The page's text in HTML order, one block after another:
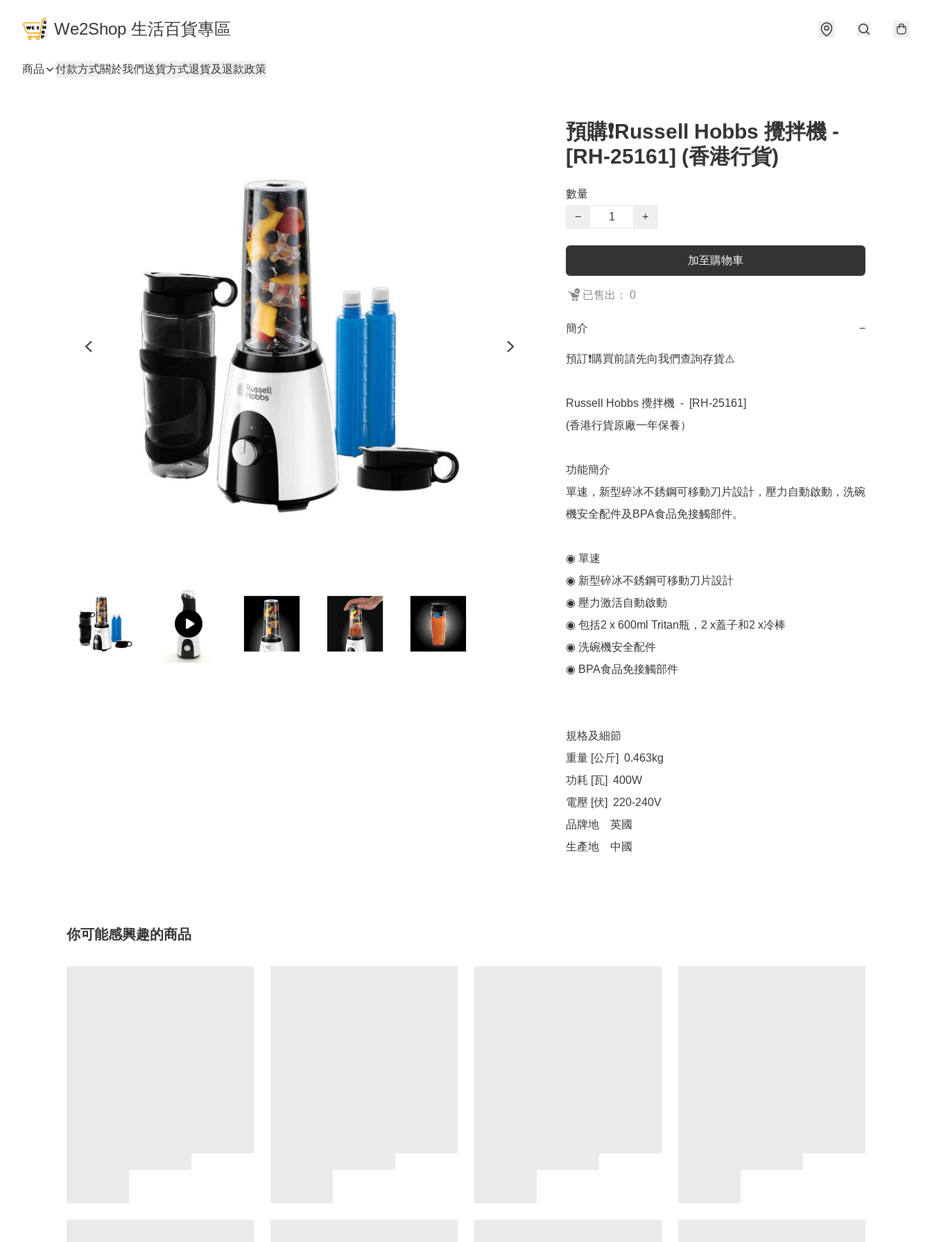
We2Shop 生活百貨專區
商品 付款方式關於我們送貨方式退貨及退款政策
預購❗️Russell Hobbs 攪拌機 -
[RH-25161] (香港行貨)
數量
−
+
加至購物車
已售出： 0
簡介 −
預訂❗️購買前請先向我們查詢存貨⚠️
Russell Hobbs 攪拌機  -  [RH-25161]
(香港行貨原廠一年保養）
功能簡介
單速，新型碎冰不銹鋼可移動刀片設計，壓力自動啟動，洗碗
機安全配件及BPA食品免接觸部件。
◉ 單速
◉ 新型碎冰不銹鋼可移動刀片設計
◉ 壓力激活自動啟動
◉ 包括2 x 600ml Tritan瓶，2 x蓋子和2 x冷棒
◉ 洗碗機安全配件
◉ BPA食品免接觸部件
規格及細節
重量 [公斤]  0.463kg
功耗 [瓦]  400W
電壓 [伏]  220-240V
品牌地	英國
生產地	中國
你可能感興趣的商品